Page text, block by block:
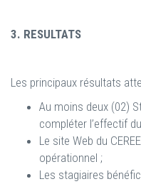
3. RESULTATS
Les principaux résultats
Au moins deux (02)
compléter l’effectif
Le site Web du
opérationnel ;
Les stagiaires